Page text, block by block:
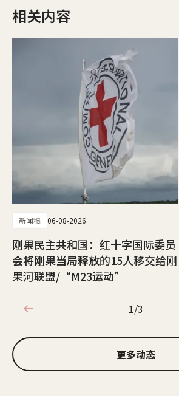
相关内容
新闻稿 06-08-2026
刚果民主共和国：红十字国际委员
会将刚果当局释放的15人移交给刚
果河联盟/“M23运动”
1/3
1/3
更多动态